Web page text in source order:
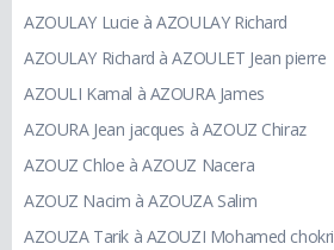
AZOULAY Lucie à AZOULAY Richard
AZOULAY Richard à AZOULET Jean pierre
AZOULI Kamal à AZOURA James
AZOURA Jean jacques à AZOUZ Chiraz
AZOUZ Chloe à AZOUZ Nacera
AZOUZ Nacim à AZOUZA Salim
AZOUZA Tarik à AZOUZI Mohamed chokri